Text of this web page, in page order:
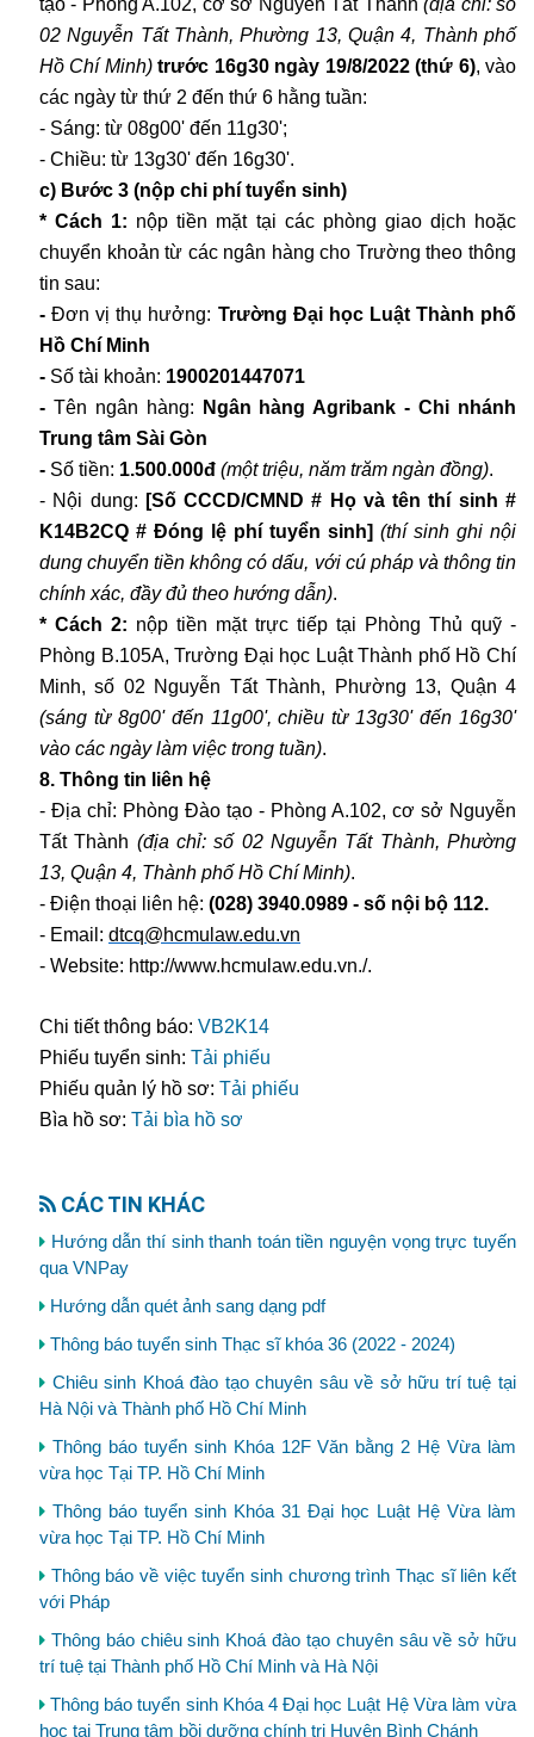
tạo - Phòng A.102, cơ sở Nguyễn Tất Thành(địa chỉ: số
02 Nguyễn Tất Thành, Phường 13, Quận 4, Thành phố
Hồ Chí Minh) trước 16g30 ngày 19/8/2022 (thứ 6), vào
các ngày từ thứ 2 đến thứ 6 hằng tuần:
- Sáng: từ 08g00' đến 11g30';
- Chiều: từ 13g30' đến 16g30'.
c) Bước 3 (nộp chi phí tuyển sinh)
* Cách 1: nộp tiền mặt tại các phòng giao dịch hoặc
chuyển khoản từ các ngân hàng cho Trường theo thông
tin sau:
- Đơn vị thụ hưởng: Trường Đại học Luật Thành phố
Hồ Chí Minh
- Số tài khoản: 1900201447071
- Tên ngân hàng:
Ngân hàng Agribank - Chi nhánh
Trung tâm Sài Gòn
- Số tiền: 1.500.000đ (một triệu, năm trăm ngàn đồng).
- Nội dung: [Số CCCD/CMND # Họ và tên thí sinh #
K14B2CQ # Đóng lệ phí tuyển sinh] (thí sinh ghi nội
dung chuyển tiền không có dấu, với cú pháp và thông tin
chính xác, đầy đủ theo hướng dẫn).
* Cách 2: nộp tiền mặt trực tiếp tại Phòng Thủ quỹ -
Phòng B.105A, Trường Đại học Luật Thành phố Hồ Chí
Minh, số 02 Nguyễn Tất Thành, Phường 13, Quận 4
(sáng từ 8g00' đến 11g00', chiều từ 13g30' đến 16g30'
vào các ngày làm việc trong tuần).
8. Thông tin liên hệ
- Địa chỉ: Phòng Đào tạo - Phòng A.102, cơ sở Nguyễn
Tất Thành (địa chỉ: số 02 Nguyễn Tất Thành, Phường
13, Quận 4, Thành phố Hồ Chí Minh).
- Điện thoại liên hệ: (028) 3940.0989 - số nội bộ 112.
- Email: dtcq@hcmulaw.edu.vn
- Website: http://www.hcmulaw.edu.vn./.
Chi tiết thông báo: VB2K14
Phiếu tuyển sinh: Tải phiếu
Phiếu quản lý hồ sơ: Tải phiếu
Bìa hồ sơ: Tải bìa hồ sơ
CÁC TIN KHÁC
Hướng dẫn thí sinh thanh toán tiền nguyện vọng trực tuyến
qua VNPay
Hướng dẫn quét ảnh sang dạng pdf
Thông báo tuyển sinh Thạc sĩ khóa 36 (2022 - 2024)
Chiêu sinh Khoá đào tạo chuyên sâu về sở hữu trí tuệ tại
Hà Nội và Thành phố Hồ Chí Minh
Thông báo tuyển sinh Khóa 12F Văn bằng 2 Hệ Vừa làm
vừa học Tại TP. Hồ Chí Minh
Thông báo tuyển sinh Khóa 31 Đại học Luật Hệ Vừa làm
vừa học Tại TP. Hồ Chí Minh
Thông báo về việc tuyển sinh chương trình Thạc sĩ liên kết
với Pháp
Thông báo chiêu sinh Khoá đào tạo chuyên sâu về sở hữu
trí tuệ tại Thành phố Hồ Chí Minh và Hà Nội
Thông báo tuyển sinh Khóa 4 Đại học Luật Hệ Vừa làm vừa
học tại Trung tâm bồi dưỡng chính trị Huyện Bình Chánh